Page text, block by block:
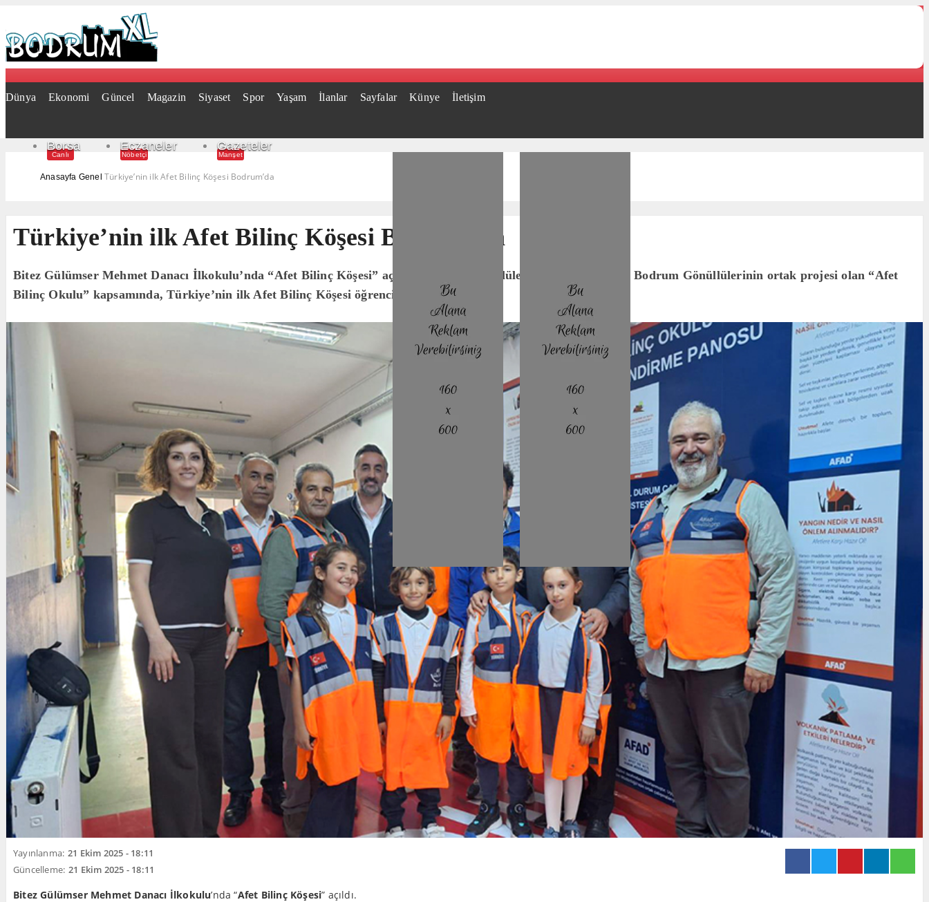
Dünya Ekonomi Güncel Magazin Siyaset Spor Yaşam İlanlar Sayfalar Künye İletişim
Borsa
Canlı
Eczaneler
Nöbetçi
Gazeteler
Manşet
Anasayfa Genel Türkiye’nin ilk Afet Bilinç Köşesi Bodrum’da
Türkiye’nin ilk Afet Bilinç Köşesi Bodrum’da
Bitez Gülümser Mehmet Danacı İlkokulu’nda “Afet Bilinç Köşesi” açıldı. Bodrum Gönüllüleri Derneği ve AFAD Bodrum Gönüllülerinin ortak projesi olan “Afet
Bilinç Okulu” kapsamında, Türkiye’nin ilk Afet Bilinç Köşesi öğrencilerle buluştu…
Yayınlanma: 21 Ekim 2025 - 18:11
Güncelleme: 21 Ekim 2025 - 18:11
Bitez Gülümser Mehmet Danacı İlkokulu’nda “Afet Bilinç Köşesi” açıldı.